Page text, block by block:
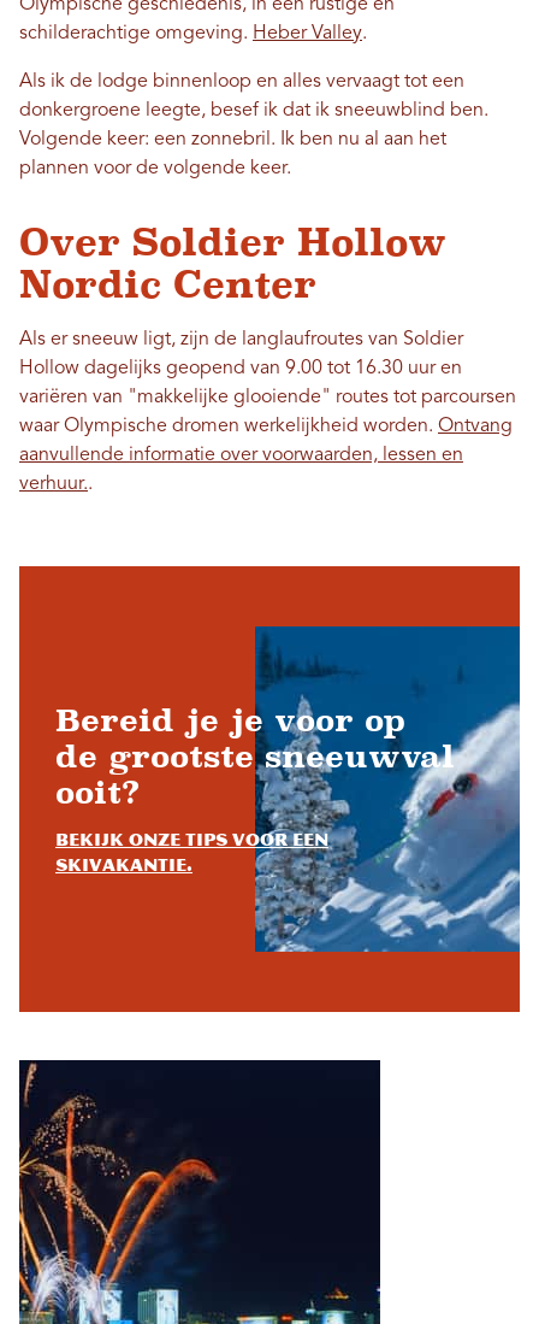
Olympische geschiedenis, in een rustige en
schilderachtige omgeving. Heber Valley.
Als ik de lodge binnenloop en alles vervaagt tot een
donkergroene leegte, besef ik dat ik sneeuwblind ben.
Volgende keer: een zonnebril. Ik ben nu al aan het
plannen voor de volgende keer.
Over Soldier Hollow
Nordic Center
Als er sneeuw ligt, zijn de langlaufroutes van Soldier
Hollow dagelijks geopend van 9.00 tot 16.30 uur en
variëren van "makkelijke glooiende" routes tot parcoursen
waar Olympische dromen werkelijkheid worden. Ontvang
aanvullende informatie over voorwaarden, lessen en
verhuur..
Bereid je je voor op
de grootste sneeuwval
ooit?
Bekijk onze tips voor een
skivakantie.